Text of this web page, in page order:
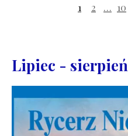
1 2 … 10
Lipiec - sierpień